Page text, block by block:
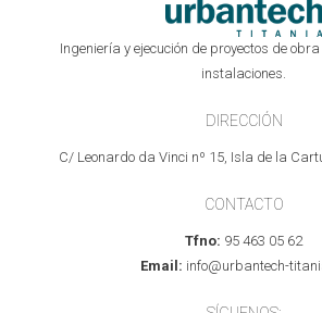
Ingeniería y ejecución de proyectos de
instalaciones.
DIRECCIÓN
C/ Leonardo da Vinci nº 15, Isla de la
CONTACTO
Tfno: 95 463 05 62
Email: info@urbantech-